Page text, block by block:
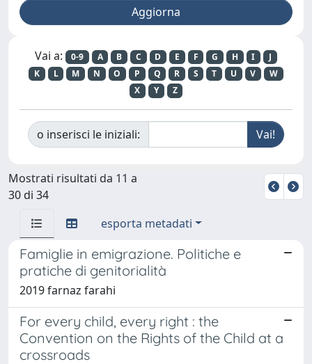
Vai a: 0-9 A B C D E F G H I
J
K
L M N O P Q R S T U V
W
X
Y Z
o inserisci le iniziali:
Mostrati risultati da 11 a
30 di 34
esporta metadati
Famiglie in emigrazione. Politiche e
pratiche di genitorialità
2019 farnaz farahi
For every child, every right : the
Convention on the Rights of the Child at a
crossroads